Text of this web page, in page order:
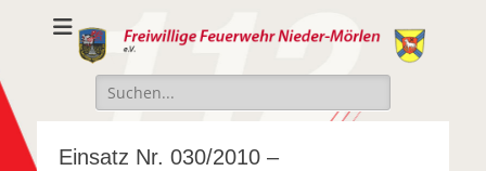
Freiwillige
Feuerwehr Nieder-
Mörlen e.V.
Freiwillige Feuerwehr Nieder-Mörlen e.v.
Suche
nach:
Einsatz Nr. 030/2010 –